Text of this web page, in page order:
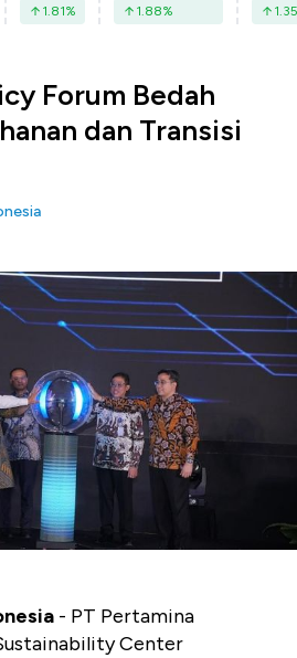
1.81% 1.88% 1.35
Forum Bedah
dan Transisi
- PT Pertamina
Center